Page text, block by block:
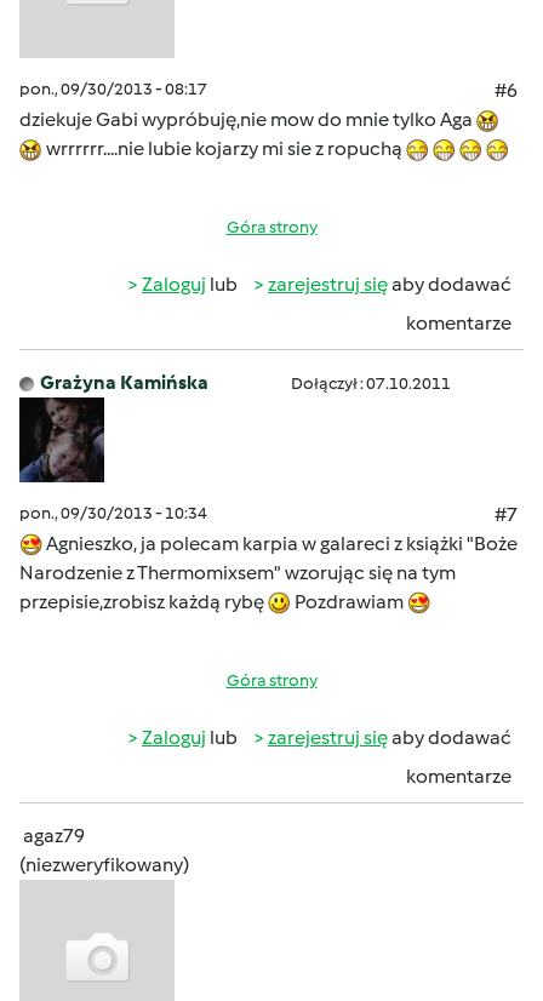
pon., 09/30/2013 - 08:17
#6
dziekuje Gabi wypróbuję,nie mow do mnie tylko Aga
wrrrrrr....nie lubie kojarzy mi sie z ropuchą
Góra strony
Zaloguj lub zarejestruj sięaby dodawać
komentarze
Grażyna Kamińska Dołączył : 07.10.2011
pon., 09/30/2013 - 10:34
#7
Agnieszko, ja polecam karpia w galareci z książki "Boże
Narodzenie z Thermomixsem" wzorując się na tym
przepisie,zrobisz każdą rybę
Pozdrawiam
Góra strony
Zaloguj lub zarejestruj sięaby dodawać
komentarze
agaz79
(niezweryfikowany)